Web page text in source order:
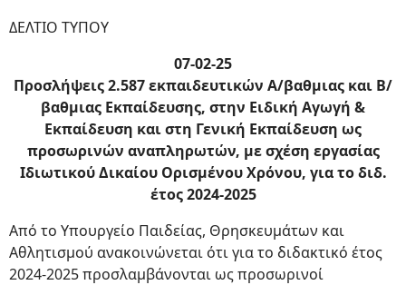
ΔΕΛΤΙΟ ΤΥΠΟΥ
07-02-25
Προσλήψεις 2.587 εκπαιδευτικών Α/βαθμιας και Β/
βαθμιας Εκπαίδευσης, στην Ειδική Αγωγή &
Εκπαίδευση και στη Γενική Εκπαίδευση ως
προσωρινών αναπληρωτών, με σχέση εργασίας
Ιδιωτικού Δικαίου Ορισμένου Χρόνου, για το διδ.
έτος 2024-2025
Από το Υπουργείο Παιδείας, Θρησκευμάτων και
Αθλητισμού ανακοινώνεται ότι για το διδακτικό έτος
2024-2025 προσλαμβάνονται ως προσωρινοί